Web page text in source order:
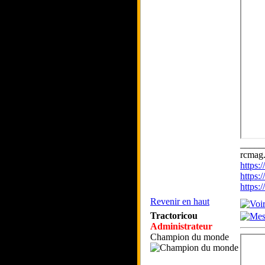
Revenir en haut
Tractoricou
Administrateur
Champion du monde